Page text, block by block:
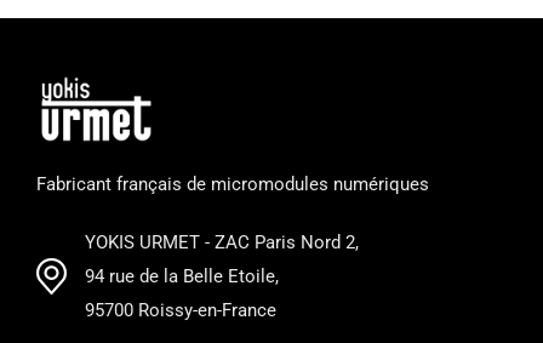
Fabricant français de micromodules numériques
YOKIS URMET - ZAC Paris Nord 2,
94 rue de la Belle Etoile,
95700 Roissy-en-France